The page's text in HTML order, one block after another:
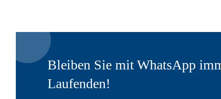
Bleiben Sie mit WhatsApp
Laufenden!